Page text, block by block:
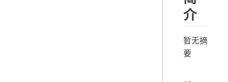
介
暂无摘
要